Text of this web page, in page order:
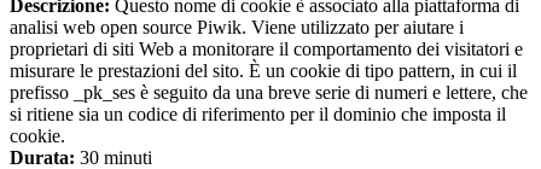
Descrizione: Questo nome di cookie è associato alla piattaforma di
analisi web open source Piwik. Viene utilizzato per aiutare i
proprietari di siti Web a monitorare il comportamento dei visitatori e
misurare le prestazioni del sito. È un cookie di tipo pattern, in cui il
prefisso _pk_ses è seguito da una breve serie di numeri e lettere, che
si ritiene sia un codice di riferimento per il dominio che imposta il
cookie.
Durata: 30 minuti